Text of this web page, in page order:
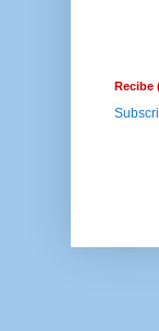
Recibe